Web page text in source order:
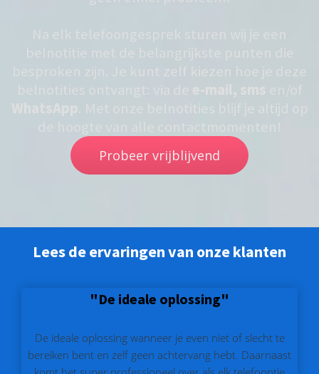
Na elk telefoongesprek sturen wij je een
belnotitie met de belangrijkste punten die
besproken zijn. Je kunt zelf kiezen hoe je deze
belnotities ontvangt: via de
e-mail, sms
en/of
WhatsApp. Met onze belnotities blijf je altijd op
de hoogte van alle contactmomenten!
Probeer vrijblijvend
Lees de ervaringen van onze klanten
"De ideale oplossing"
De ideale oplossing wanneer je even niet of slecht te
bereiken bent en zelf geen achtervang hebt. Daarnaast